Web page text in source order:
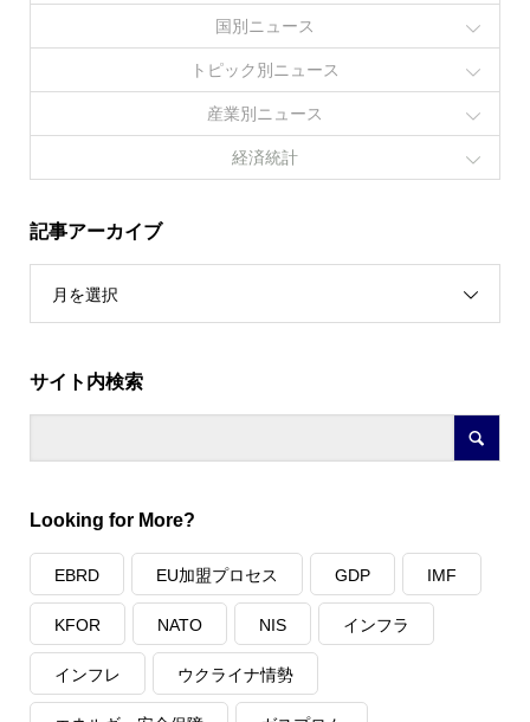
国別ニュース
トピック別ニュース
産業別ニュース
経済統計
記事アーカイブ
月を選択
サイト内検索
Looking for More?
EBRD EU加盟プロセス GDP IMF
KFOR NATO NIS インフラ
インフレ ウクライナ情勢